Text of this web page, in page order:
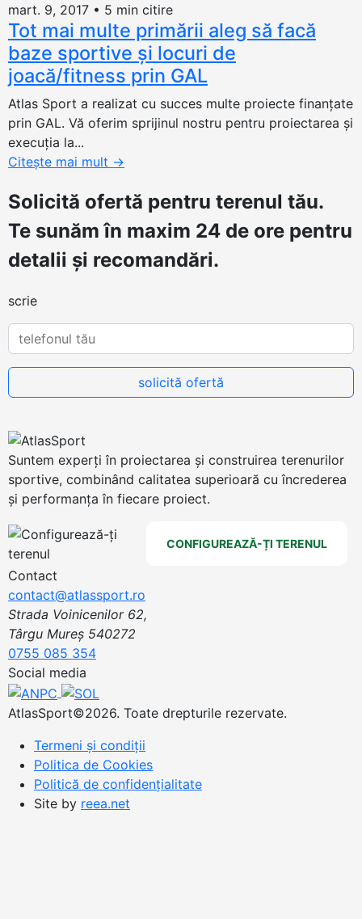
mart. 9, 2017 • 5 min citire
Tot mai multe primării aleg să facă
baze sportive și locuri de
joacă/fitness prin GAL
Atlas Sport a realizat cu succes multe proiecte finanțate
prin GAL. Vă oferim sprijinul nostru pentru proiectarea și
execuția la...
Citește mai mult →
Solicită ofertă pentru terenul tău.
Te sunăm în maxim 24 de ore pentru
detalii și recomandări.
scrie
Suntem experți în proiectarea și construirea terenurilor
sportive, combinând calitatea superioară cu încrederea
și performanța în fiecare proiect.
CONFIGUREAZĂ-ȚI TERENUL
Contact
contact@atlassport.ro
Strada Voinicenilor 62,
Târgu Mureș 540272
0755 085 354
Social media
AtlasSport©2026. Toate drepturile rezervate.
Termeni și condiții
Politica de Cookies
Politică de confidențialitate
Site by reea.net